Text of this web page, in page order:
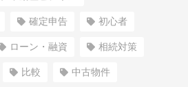
確定申告 初心者
ローン・融資 相続対策
比較 中古物件